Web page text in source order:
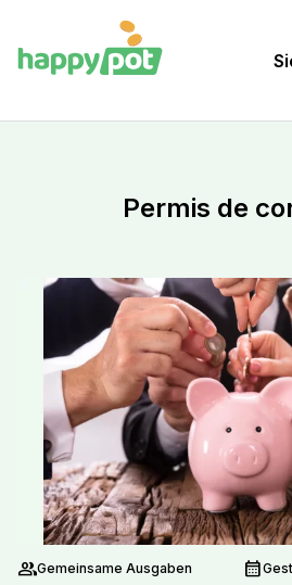
Permis de
groupGemeinsame Ausgaben calendar_month